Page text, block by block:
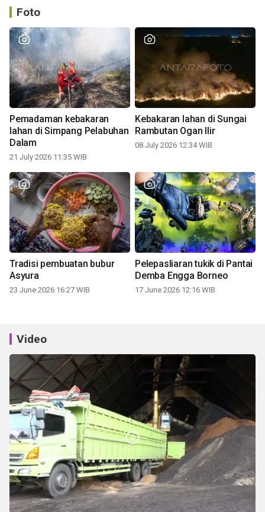
Foto
Pemadaman kebakaran
lahan di Simpang Pelabuhan
Dalam
21 July 2026 11:35 WIB
Kebakaran lahan di Sungai
Rambutan Ogan Ilir
08 July 2026 12:34 WIB
Tradisi pembuatan bubur
Asyura
23 June 2026 16:27 WIB
Pelepasliaran tukik di Pantai
Demba Engga Borneo
17 June 2026 12:16 WIB
Video